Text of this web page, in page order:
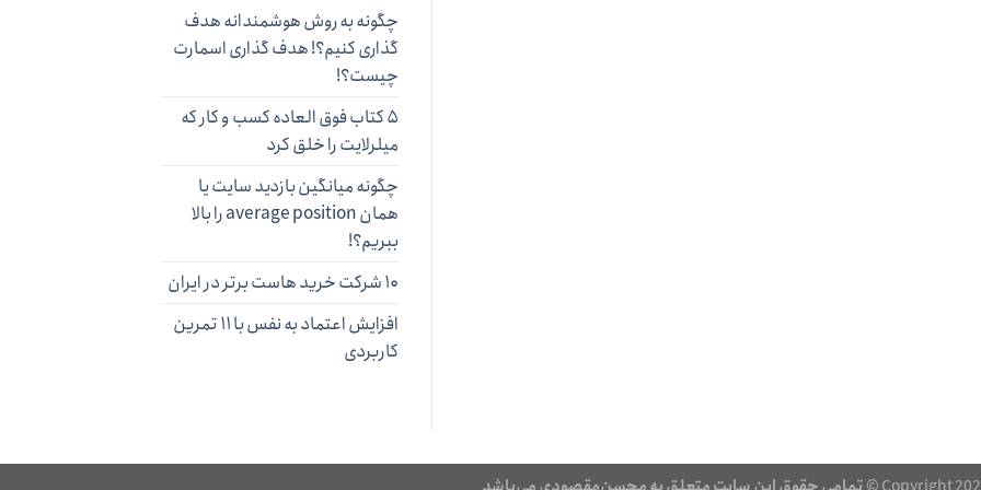
چگونه به روش هوشمندانه هدف
گذاری کنیم؟! هدف گذاری اسمارت
چیست؟!
۵ کتاب فوق العاده کسب و کار که
میلرلایت را خلق کرد
چگونه میانگین بازدید سایت یا
همان average position را بالا
ببریم؟!
۱۰ شرکت خرید هاست برتر در ایران
افزایش اعتماد به نفس با ۱۱ تمرین
کاربردی